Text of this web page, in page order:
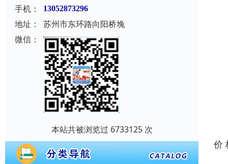
手机：
13052873296
地址：
苏州市东环路向阳桥堍
微信：
本站共被浏览过 6733125 次
价